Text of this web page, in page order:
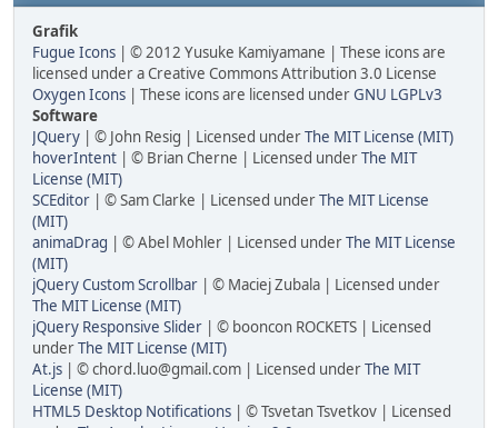
Grafik
Fugue Icons | © 2012 Yusuke Kamiyamane | These icons are
licensed under a Creative Commons Attribution 3.0 License
Oxygen Icons | These icons are licensed underGNU LGPLv3
Software
JQuery | © John Resig | Licensed underThe MIT License (MIT)
hoverIntent | © Brian Cherne | Licensed underThe MIT
License (MIT)
SCEditor | © Sam Clarke | Licensed underThe MIT License
(MIT)
animaDrag | © Abel Mohler | Licensed underThe MIT License
(MIT)
jQuery Custom Scrollbar | © Maciej Zubala | Licensed under
The MIT License (MIT)
jQuery Responsive Slider | © booncon ROCKETS | Licensed
underThe MIT License (MIT)
At.js | © chord.luo@gmail.com | Licensed underThe MIT
License (MIT)
HTML5 Desktop Notifications | © Tsvetan Tsvetkov | Licensed